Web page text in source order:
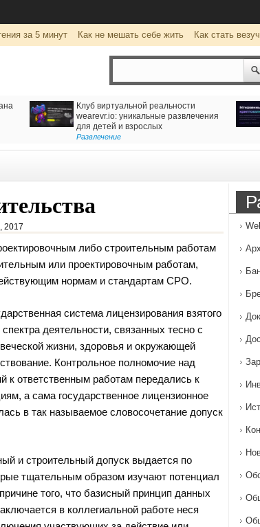
за 5 минут Как не мешать себе жить Как стать
Клуб виртуальной реальности
wearevr.io: уникальные развлечения
для детей и взрослых
Развлечение
2017
либо строительным работам
или проектировочным работам,
нормам и стандартам СРО.
система лицензирования взятого
деятельности, связанных тесно с
жизни, здоровья и окружающей
Контрольное полномочие над
к ответственным работам передались к
а сама государственное лицензионное
в так называемое словосочетание допуск
и строительный допуск выдается по
тщательным образом изучают потенциал
того, что базисный принцип данных
в коллегиальной работе неся